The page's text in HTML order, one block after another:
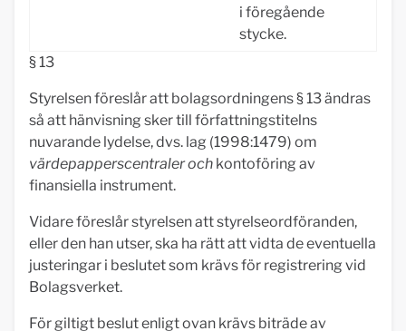
i föregående
stycke.
§ 13
Styrelsen föreslår att bolagsordningens § 13 ändras
så att hänvisning sker till författningstitelns
nuvarande lydelse, dvs. lag (1998:1479) om
värdepapperscentraler och kontoföring av
finansiella instrument.
Vidare föreslår styrelsen att styrelseordföranden,
eller den han utser, ska ha rätt att vidta de eventuella
justeringar i beslutet som krävs för registrering vid
Bolagsverket.
För giltigt beslut enligt ovan krävs biträde av